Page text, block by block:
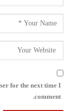
for the next time I
comment.